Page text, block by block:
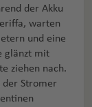
der Akku
warten
und eine
glänzt mit
ziehen nach.
Stromer